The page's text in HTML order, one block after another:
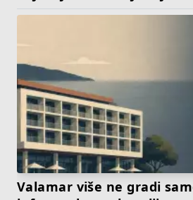
Valamar više ne gradi